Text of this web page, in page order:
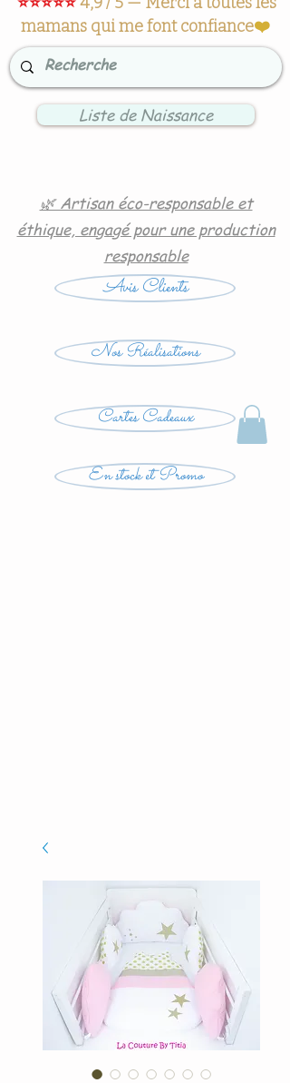
mamans qui me font confiance❤️
Liste de Naissance
🌿 Artisan éco-responsable et
éthique, engagé pour une production
responsable
Avis Clients
Nos Réalisations
Cartes Cadeaux
En stock et Promo